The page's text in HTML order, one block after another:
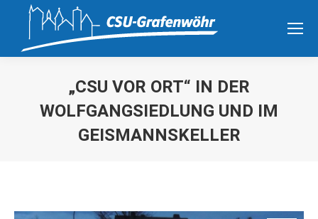
„CSU VOR ORT“ IN DER
WOLFGANGSIEDLUNG UND IM
GEISMANNSKELLER